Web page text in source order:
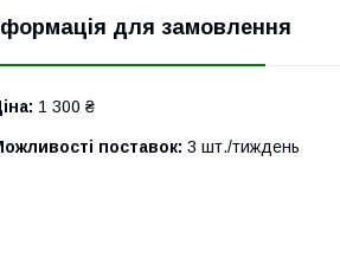
для замовлення
1 300 ₴
поставок: 3 шт./тиждень